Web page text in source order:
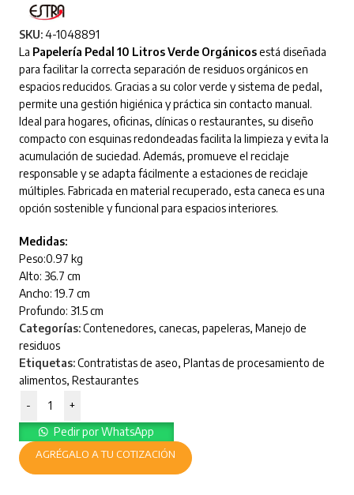
SKU:4-1048891
La Papelería Pedal 10 Litros Verde Orgánicosestá diseñada
para facilitar la correcta separación de residuos orgánicos en
espacios reducidos. Gracias a su color verde y sistema de pedal,
permite una gestión higiénica y práctica sin contacto manual.
Ideal para hogares, oficinas, clínicas o restaurantes, su diseño
compacto con esquinas redondeadas facilita la limpieza y evita la
acumulación de suciedad. Además, promueve el reciclaje
responsable y se adapta fácilmente a estaciones de reciclaje
múltiples. Fabricada en material recuperado, esta caneca es una
opción sostenible y funcional para espacios interiores.
Medidas:
Peso:0.97 kg
Alto: 36.7 cm
Ancho: 19.7 cm
Profundo: 31.5 cm
Categorías:Contenedores, canecas, papeleras, Manejo de
residuos
Etiquetas:Contratistas de aseo, Plantas de procesamiento de
alimentos, Restaurantes
-
+
Pedir por WhatsApp
AGRÉGALO A TU COTIZACIÓN